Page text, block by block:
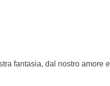
fantasia, dal nostro amore